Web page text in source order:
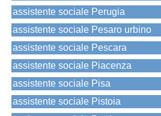
assistente sociale Perugia
assistente sociale Pesaro urbino
assistente sociale Pescara
assistente sociale Piacenza
assistente sociale Pisa
assistente sociale Pistoia